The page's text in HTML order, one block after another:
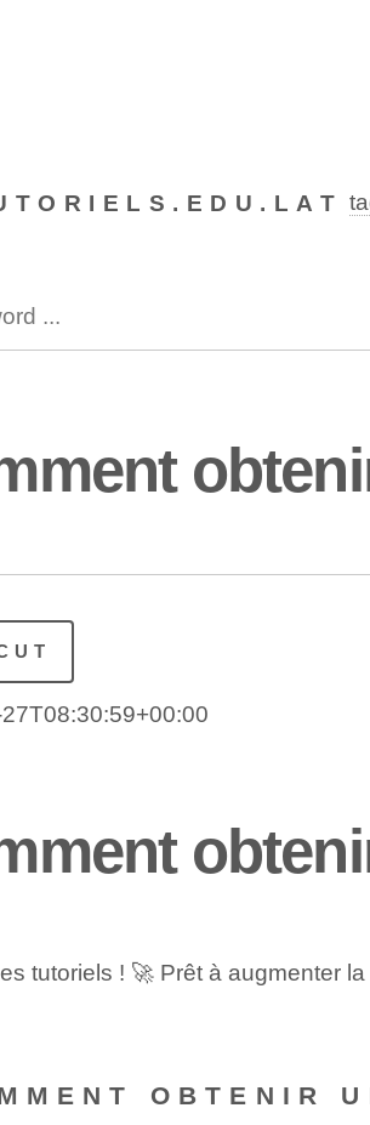
tutoriels ! 🚀 Prêt à augmenter
OBTENIR